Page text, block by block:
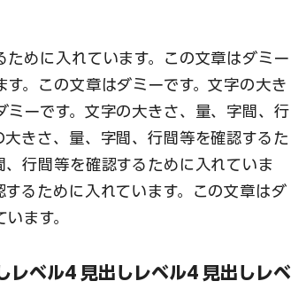
めに入れています。この文章はダミー
。この文章はダミーです。文字の大き
ーです。文字の大きさ、量、字間、行
きさ、量、字間、行間等を確認するた
行間等を確認するために入れていま
るために入れています。この文章はダ
ます。
レベル4 見出しレベル4 見出しレベ